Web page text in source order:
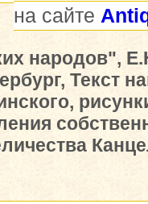
на сайте
народов",
Текст